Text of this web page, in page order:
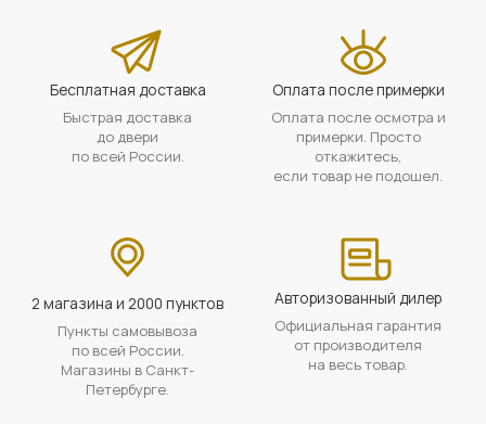
Бесплатная доставка
Быстрая доставка
до двери
по всей России.
Оплата после примерки
Оплата после осмотра и
примерки. Просто
откажитесь,
если товар не подошел.
2 магазина и 2000 пунктов
Пункты самовывоза
по всей России.
Магазины в Санкт-
Петербурге.
Авторизованный дилер
Официальная гарантия
от производителя
на весь товар.